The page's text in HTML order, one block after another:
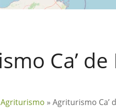
Ca’ de
Agriturismo » Agriturismo Ca’